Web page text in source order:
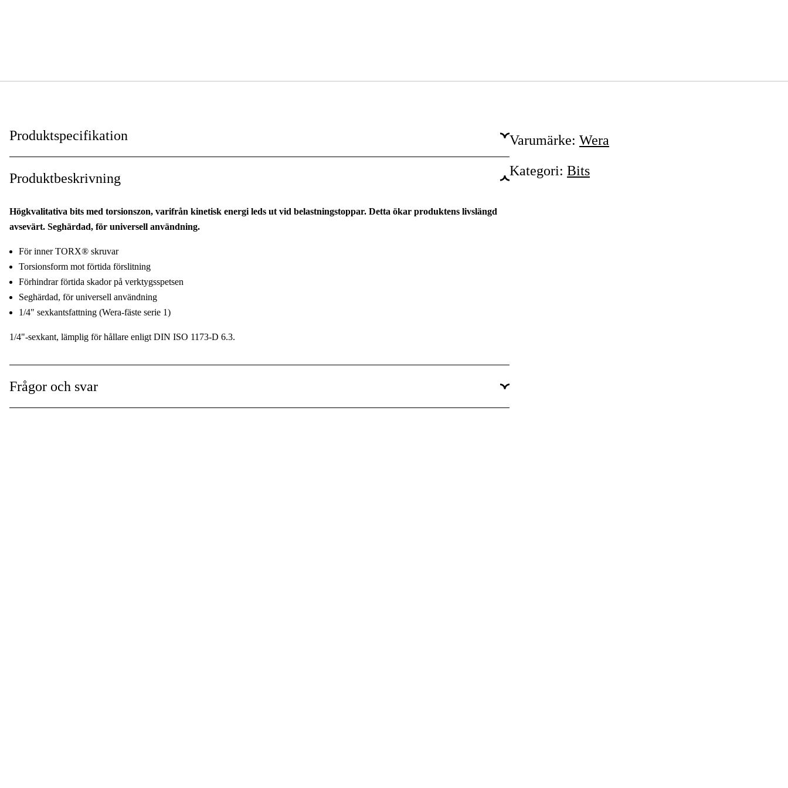
Produktspecifikation
Grepptyp:
Torx
Totallängd
Produktbeskrivning
Högkvalitativa bits med torsionszon, varifrån kinetisk energi leds ut vid belastningstoppar. Detta ökar produktens livslängd
avsevärt. Seghärdad, för universell användning.
För inner TORX® skruvar
Torsionsform mot förtida förslitning
Förhindrar förtida skador på verktygsspetsen
Seghärdad, för universell användning
1/4" sexkantsfattning (Wera-fäste serie 1)
1/4"-sexkant, lämplig för hållare enligt DIN ISO 1173-D 6.3.
Frågor och svar
Varumärke: Wera
Kategori: Bits